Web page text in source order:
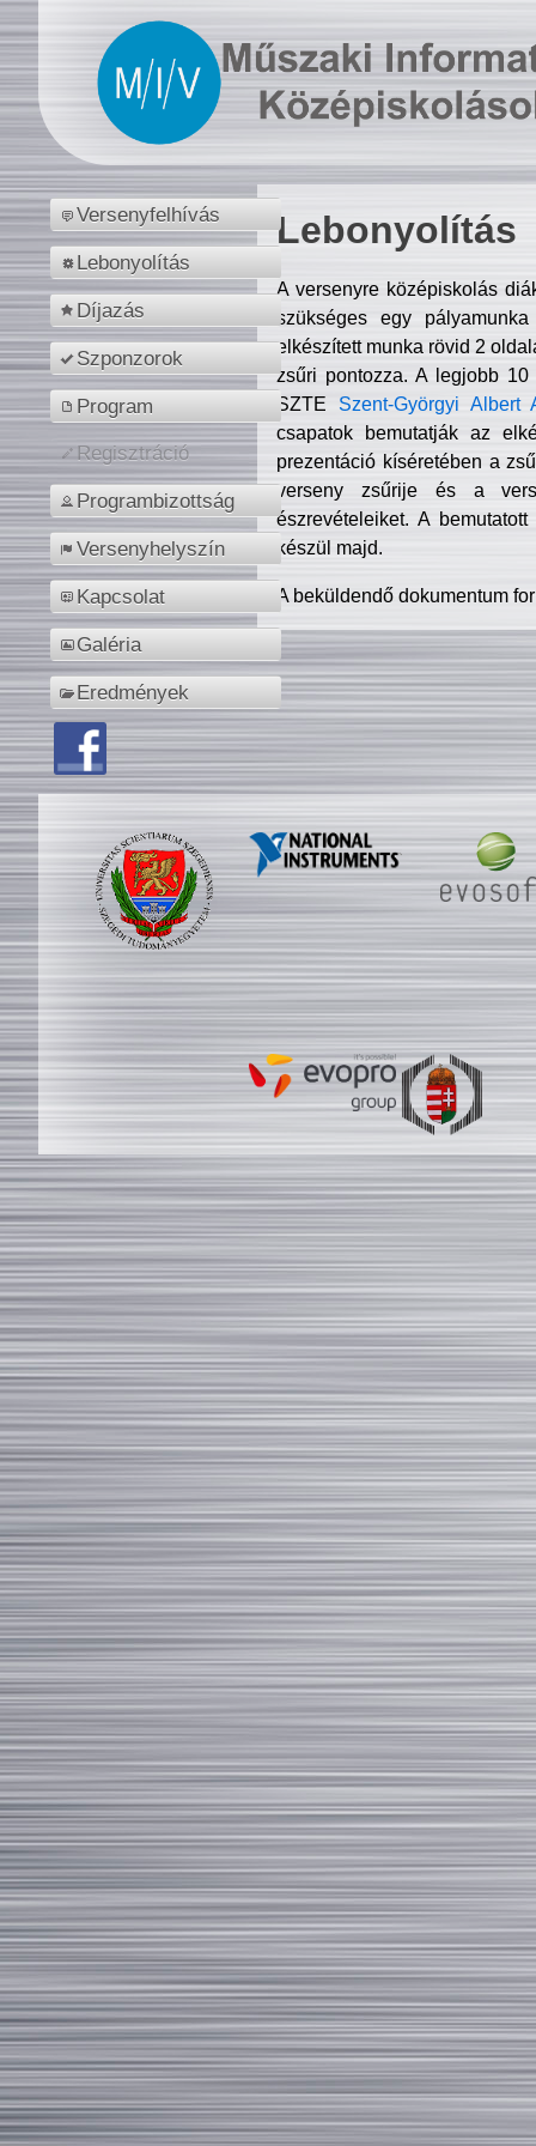
Versenyfelhívás
Lebonyolítás
Díjazás
Szponzorok
Program
Regisztráció
Programbizottság
Versenyhelyszín
Kapcsolat
Galéria
Eredmények
Lebonyolítás
A versenyre középiskolás
szükséges egy
elkészített munka rövid 2
zsűri pontozza. A legjobb
SZTE Szent-Györgyi Albert
csapatok bemutatják az
prezentáció kíséretében a
verseny zsűrije és a
észrevételeiket. A
készül majd.
A beküldendő dokumentum